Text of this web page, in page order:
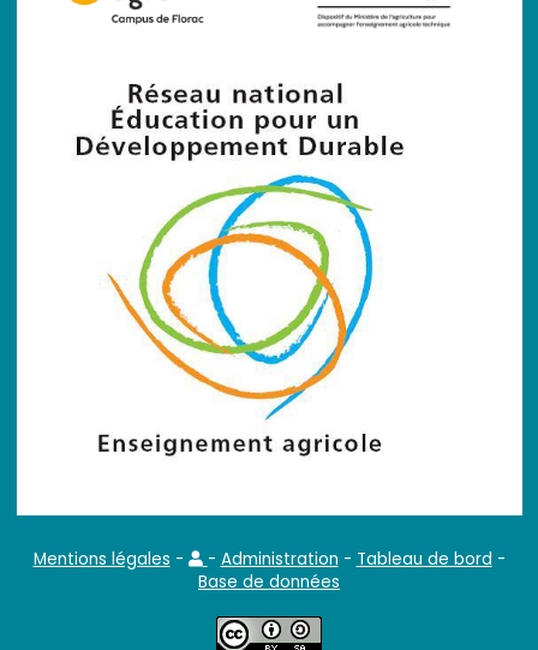
Mentions légales - - Administration - Tableau de bord -
Base de données